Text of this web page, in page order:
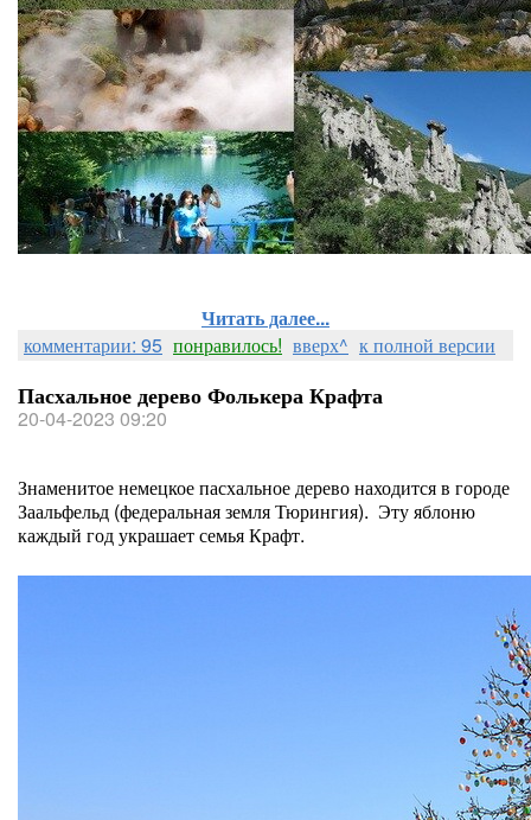
Читать далее...
комментарии: 95 понравилось! вверх^ к полной версии
Пасхальное дерево Фолькера Крафта
20-04-2023 09:20
Знаменитое немецкое пасхальное дерево находится в городе
Заальфельд (федеральная земля Тюрингия). Эту яблоню
каждый год украшает семья Крафт.